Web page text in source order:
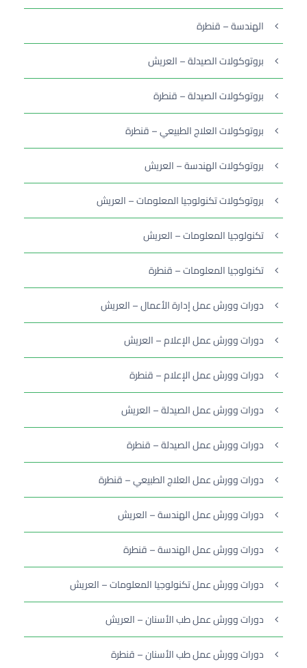
الهندسة – قنطرة
بروتوكولات الصيدلة – العريش
بروتوكولات الصيدلة – قنطرة
بروتوكولات العلاج الطبيعي – قنطرة
بروتوكولات الهندسة – العريش
بروتوكولات تكنولوجيا المعلومات – العريش
تكنولوجيا المعلومات – العريش
تكنولوجيا المعلومات – قنطرة
دورات وورش عمل إدارة الأعمال – العريش
دورات وورش عمل الإعلام – العريش
دورات وورش عمل الإعلام – قنطرة
دورات وورش عمل الصيدلة – العريش
دورات وورش عمل الصيدلة – قنطرة
دورات وورش عمل العلاج الطبيعي – قنطرة
دورات وورش عمل الهندسة – العريش
دورات وورش عمل الهندسة – قنطرة
دورات وورش عمل تكنولوجيا المعلومات – العريش
دورات وورش عمل طب الأسنان – العريش
دورات وورش عمل طب الأسنان – قنطرة